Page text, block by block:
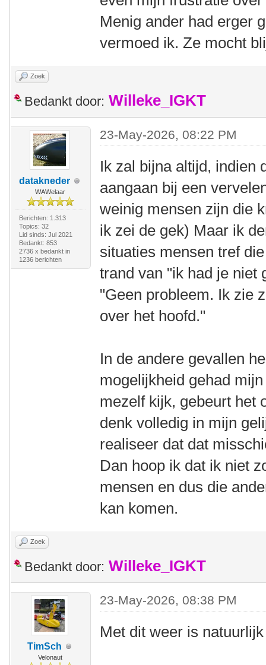
Menig ander had erger
vermoed ik. Ze mocht
Zoek
Bedankt door: Willeke_IGKT
datakneder
WAWelaar
Berichten: 1.313
Topics: 32
Lid sinds: Jul 2021
Bedankt: 853
2736 x bedankt in
1236 berichten
23-May-2026, 08:22 PM
Ik zal bijna altijd, indien
aangaan bij een
weinig mensen zijn die
ik zei de gek) Maar ik
situaties mensen tref
trand van "ik had je niet
"Geen probleem. Ik zie
over het hoofd."
In de andere gevallen
mogelijkheid gehad
mezelf kijk, gebeurt het
denk volledig in mijn
realiseer dat dat
Dan hoop ik dat ik niet
mensen en dus die
kan komen.
Zoek
Bedankt door: Willeke_IGKT
TimSch
Velonaut
23-May-2026, 08:38 PM
Met dit weer is